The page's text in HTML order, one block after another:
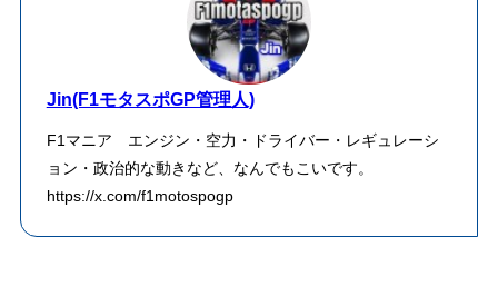
Jin(F1モタスポGP管理人)
F1マニア エンジン・空力・ドライバー・レギュレーシ
ョン・政治的な動きなど、なんでもこいです。
https://x.com/f1motospogp